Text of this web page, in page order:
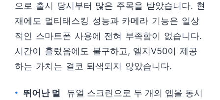
으로 출시 당시부터 많은 주목을 받았습니다. 현
재에도 멀티태스킹 성능과 카메라 기능은 일상
적인 스마트폰 사용에 전혀 부족함이 없습니다.
시간이 흘렀음에도 불구하고, 엘지V50이 제공
하는 가치는 결코 퇴색되지 않았습니다.
뛰어난 멀
듀얼 스크린으로 두 개의 앱을 동시